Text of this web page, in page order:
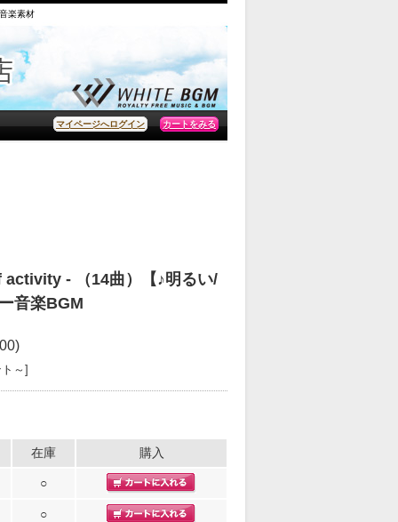
楽素材
マイページへログイン カートをみる
- （14曲）【♪明るい/
音楽BGM
～]
在庫 購入
○
○